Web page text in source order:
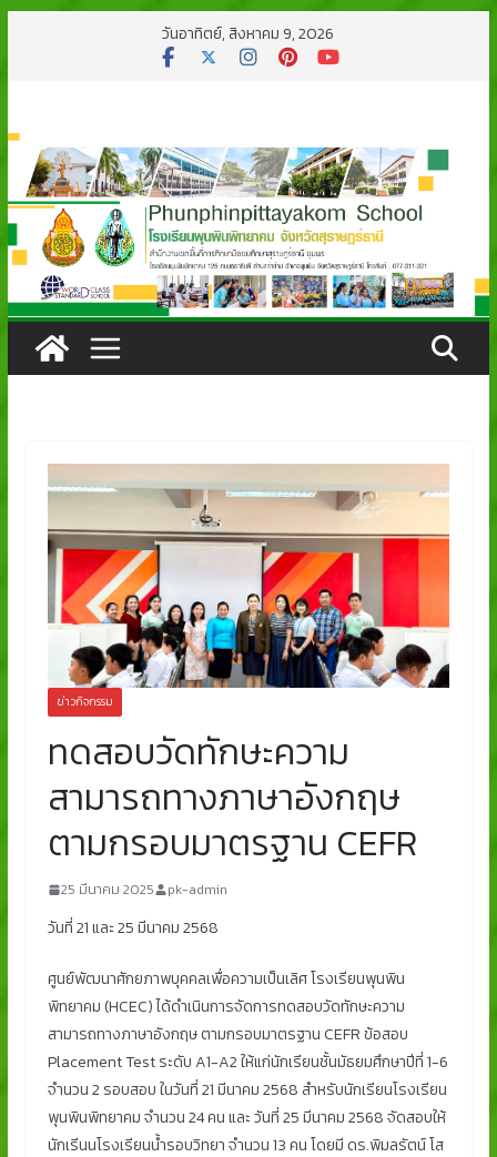
วันอาทิตย์, สิงหาคม 9, 2026
ข่าวกิจกรรม
ทดสอบวัดทักษะความ
สามารถทางภาษาอังกฤษ
ตามกรอบมาตรฐาน CEFR
25 มีนาคม 2025 pk-admin
วันที่ 21 และ 25 มีนาคม 2568
ศูนย์พัฒนาศักยภาพบุคคลเพื่อความเป็นเลิศ โรงเรียนพุนพิน
พิทยาคม (HCEC) ได้ดำเนินการจัดการทดสอบวัดทักษะความ
สามารถทางภาษาอังกฤษ ตามกรอบมาตรฐานCEFR ข้อสอบ
Placement Test ระดับ A1-A2 ให้แก่นักเรียนชั้นมัธยมศึกษาปีที่ 1-6
จำนวน 2 รอบสอบ ในวันที่ 21 มีนาคม 2568 สำหรับนักเรียนโรงเรียน
พุนพินพิทยาคม จำนวน 24 คน และ วันที่ 25 มีนาคม 2568 จัดสอบให้
นักเรีนนโรงเรียนน้ำรอบวิทยา จำนวน 13 คน โดยมี ดร.พิมลรัตน์ โส